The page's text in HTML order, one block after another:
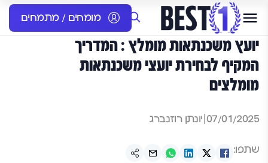
מומחים / מתמחים
יועץ משכנתאות מומלץ : המדריך
המקיף לבחירת יועצי משכנתאות
מומלצים
07/01/2025 יונתן רוזנברג
שתפו: